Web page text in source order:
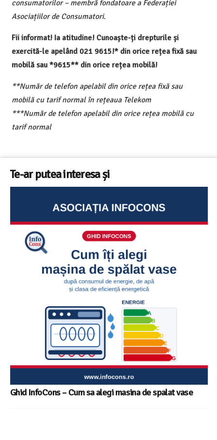
consumatorilor – membră fondatoare a Federației
Asociațiilor de Consumatori.
Fii informat! Ia atitudine! Cunoaște-ți drepturile și
exercită-le apelând 021 9615!* din orice rețea fixă sau
mobilă sau *9615** din orice rețea mobilă!
**Număr de telefon apelabil din orice rețea fixă sau
mobilă cu tarif normal în rețeaua Telekom
***Număr de telefon apelabil din orice rețea mobilă cu
tarif normal
Te-ar putea interesa și
Sunetul la televizor- 8 sfaturi utile ca să auzi clar fiecare
replică – ghid InfoCons